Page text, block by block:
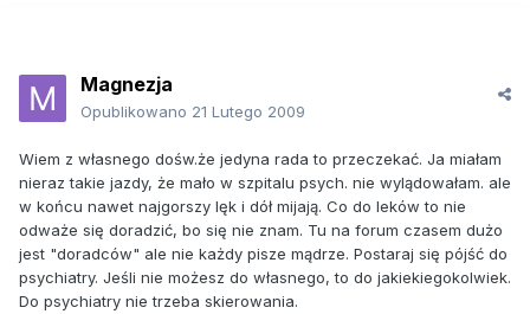
Magnezja
Opublikowano 21 Lutego 2009
Wiem z własnego dośw.że jedyna rada to przeczekać. Ja miałam
nieraz takie jazdy, że mało w szpitalu psych. nie wylądowałam. ale
w końcu nawet najgorszy lęk i dół mijają. Co do leków to nie
odważe się doradzić, bo się nie znam. Tu na forum czasem dużo
jest "doradców" ale nie każdy pisze mądrze. Postaraj się pójść do
psychiatry. Jeśli nie możesz do własnego, to do jakiekiegokolwiek.
Do psychiatry nie trzeba skierowania.